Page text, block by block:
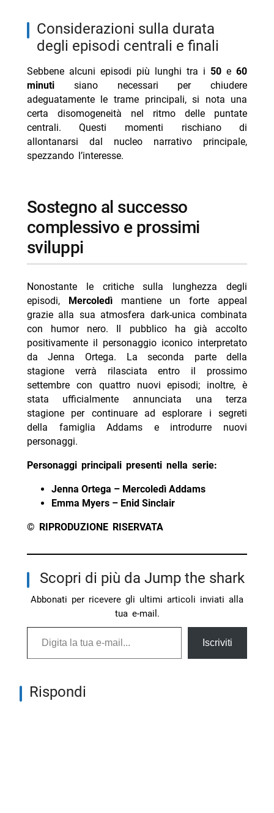
considerazioni sulla durata
degli episodi centrali e finali
Sebbene alcuni episodi più lunghi tra i 50 e60
minutisiano necessari per chiudere
adeguatamente le trame principali, si nota una
certa disomogeneità nel ritmo delle puntate
centrali. Questi momenti rischiano di
allontanarsi dal nucleo narrativo principale,
spezzando l’interesse.
sostegno al successo
complessivo e prossimi
sviluppi
Nonostante le critiche sulla lunghezza degli
episodi,
Mercoledìmantiene un forte appeal
grazie alla sua atmosfera dark-unica combinata
con humor nero. Il pubblico ha già accolto
positivamente il personaggio iconico interpretato
da Jenna Ortega. La seconda parte della
stagione verrà rilasciata entro il prossimo
settembre con quattro nuovi episodi; inoltre, è
stata ufficialmente annunciata una terza
stagione per continuare ad esplorare i segreti
della famiglia Addams e introdurre nuovi
personaggi.
Personaggi principali presenti nella serie:
Jenna Ortega – Mercoledì Addams
Emma Myers – Enid Sinclair
© RIPRODUZIONE RISERVATA
Scopri di più da Jump the shark
Abbonati per ricevere gli ultimi articoli inviati alla
tua e-mail.
Digita la tua e-mail...
Iscriviti
Rispondi